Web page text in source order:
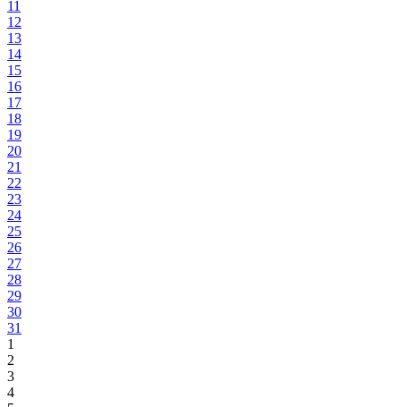
11
12
13
14
15
16
17
18
19
20
21
22
23
24
25
26
27
28
29
30
31
1
2
3
4